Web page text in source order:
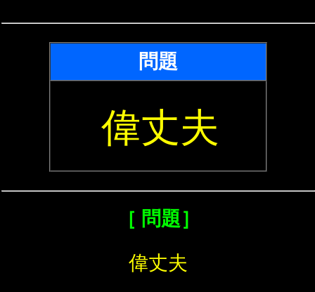
問題
偉丈夫
［ 問題］
偉丈夫